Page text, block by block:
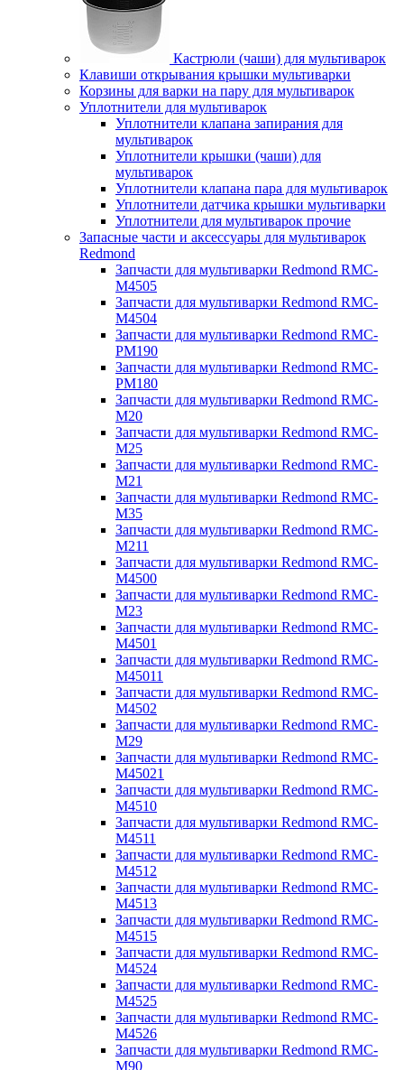
Кастрюли (чаши) для мультиварок
Клавиши открывания крышки мультиварки
Корзины для варки на пару для мультиварок
Уплотнители для мультиварок
Уплотнители клапана запирания для
мультиварок
Уплотнители крышки (чаши) для
мультиварок
Уплотнители клапана пара для мультиварок
Уплотнители датчика крышки мультиварки
Уплотнители для мультиварок прочие
Запасные части и аксессуары для мультиварок
Redmond
Запчасти для мультиварки Redmond RMC-
M4505
Запчасти для мультиварки Redmond RMC-
M4504
Запчасти для мультиварки Redmond RMC-
PM190
Запчасти для мультиварки Redmond RMC-
PM180
Запчасти для мультиварки Redmond RMC-
M20
Запчасти для мультиварки Redmond RMC-
M25
Запчасти для мультиварки Redmond RMC-
M21
Запчасти для мультиварки Redmond RMC-
M35
Запчасти для мультиварки Redmond RMC-
M211
Запчасти для мультиварки Redmond RMC-
M4500
Запчасти для мультиварки Redmond RMC-
M23
Запчасти для мультиварки Redmond RMC-
M4501
Запчасти для мультиварки Redmond RMC-
M45011
Запчасти для мультиварки Redmond RMC-
M4502
Запчасти для мультиварки Redmond RMC-
M29
Запчасти для мультиварки Redmond RMC-
M45021
Запчасти для мультиварки Redmond RMC-
M4510
Запчасти для мультиварки Redmond RMC-
M4511
Запчасти для мультиварки Redmond RMC-
M4512
Запчасти для мультиварки Redmond RMC-
M4513
Запчасти для мультиварки Redmond RMC-
M4515
Запчасти для мультиварки Redmond RMC-
M4524
Запчасти для мультиварки Redmond RMC-
M4525
Запчасти для мультиварки Redmond RMC-
M4526
Запчасти для мультиварки Redmond RMC-
M90